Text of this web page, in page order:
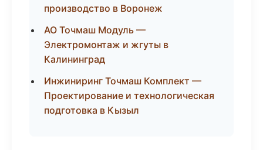
производство в Воронеж
АО Точмаш Модуль —
Электромонтаж и жгуты в
Калининград
Инжиниринг Точмаш Комплект —
Проектирование и технологическая
подготовка в Кызыл